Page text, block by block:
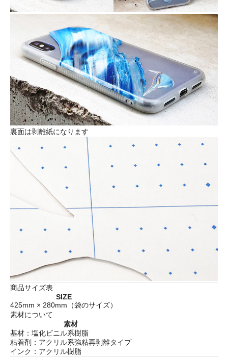
裏面は剥離紙になります
商品サイズ表
SIZE
425mm × 280mm（袋のサイズ）
素材について
素材
基材：塩化ビニル系樹脂
粘着剤：アクリル系強粘再剥離タイプ
インク：アクリル樹脂